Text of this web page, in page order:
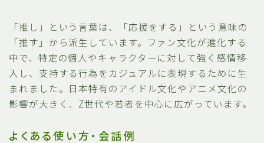
「推し」という言葉は、「応援をする」という意味の
「推す」から派生しています。ファン文化が進化する
中で、特定の個人やキャラクターに対して強く感情移
入し、支持する行為をカジュアルに表現するために生
まれました。日本特有のアイドル文化やアニメ文化の
影響が大きく、Z世代や若者を中心に広がっています。
よくある使い方・会話例